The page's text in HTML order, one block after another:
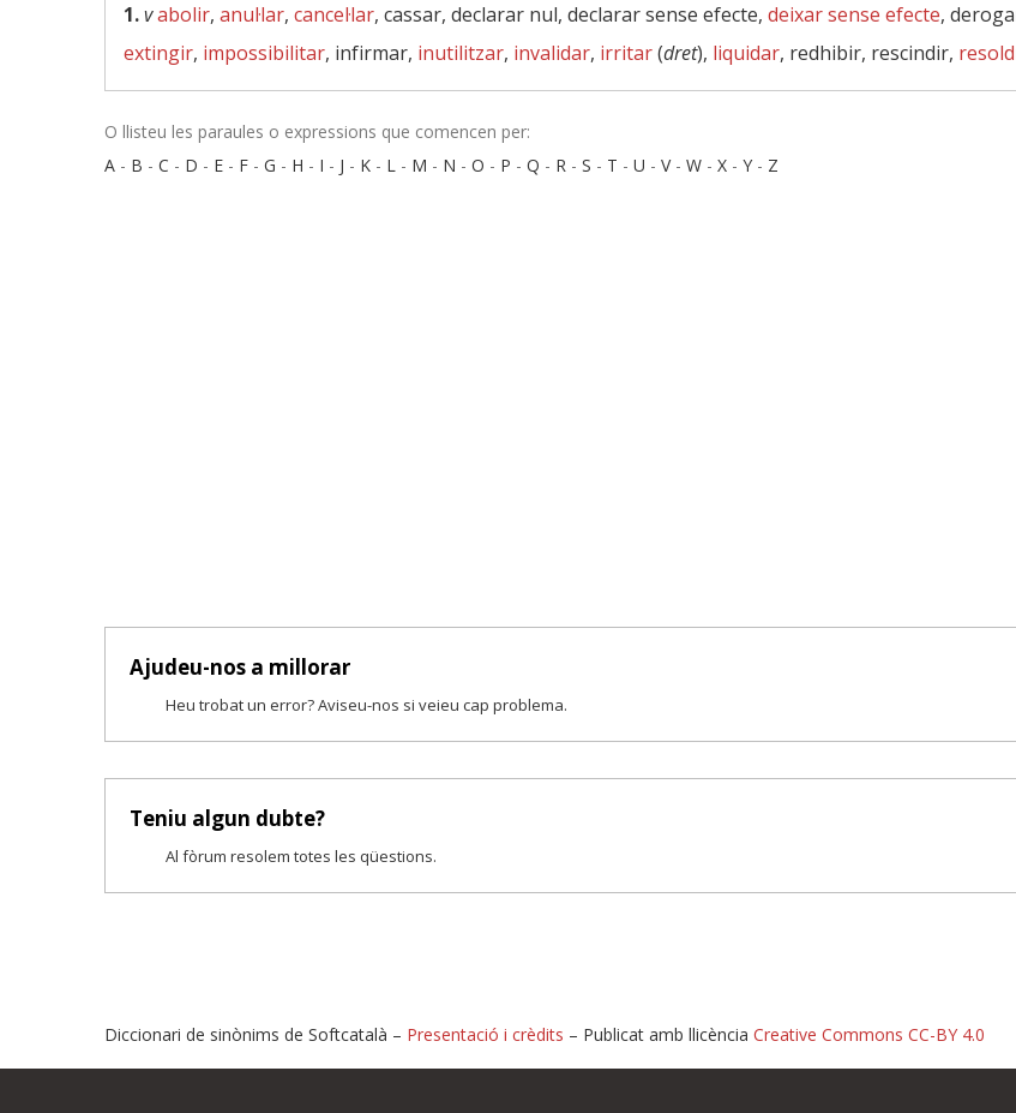
1.vabolir, anul·lar, cancel·lar, cassar, declarar nul, declarar sense efecte, deixar sense efecte,
extingir, impossibilitar, infirmar, inutilitzar, invalidar, irritar(dret), liquidar, redhibir, rescindir,
O llisteu les paraules o expressions que comencen per:
A - B - C - D - E - F - G - H - I - J - K - L - M - N - O - P - Q - R - S - T - U - V- W - X - Y - Z
Ajudeu-nos a millorar
Heu trobat un error? Aviseu-nos si veieu cap problema.
Teniu algun dubte?
Al fòrum resolem totes les qüestions.
Diccionari de sinònims de Softcatalà – Presentació i crèdits – Publicat amb llicència Creative Commons CC-BY 4.0